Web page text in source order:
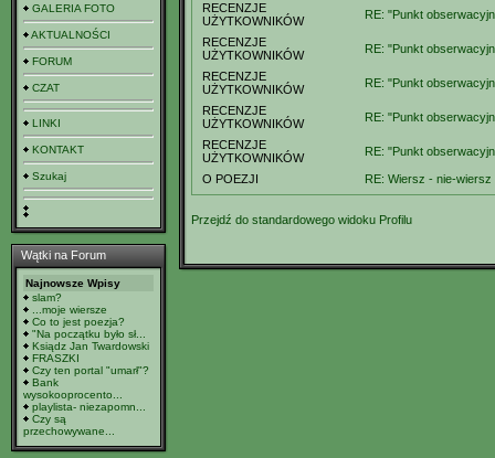
GALERIA FOTO
AKTUALNOŚCI
FORUM
CZAT
LINKI
KONTAKT
Szukaj
Wątki na Forum
Najnowsze Wpisy
slam?
...moje wiersze
Co to jest poezja?
"Na początku było sł...
Ksiądz Jan Twardowski
FRASZKI
Czy ten portal "umarł"?
Bank
wysokooprocento...
playlista- niezapomn...
Czy są
przechowywane...
RECENZJE
UŻYTKOWNIKÓW
RE: "Punkt
RECENZJE
UŻYTKOWNIKÓW
RE: "Punkt
RECENZJE
UŻYTKOWNIKÓW
RE: "Punkt
RECENZJE
UŻYTKOWNIKÓW
RE: "Punkt
RECENZJE
UŻYTKOWNIKÓW
RE: "Punkt
O POEZJI RE: Wiersz - nie-wiersz
Przejdź do standardowego widoku Profilu